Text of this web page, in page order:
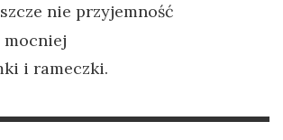
nie przyjemność
mocniej
i rameczki.